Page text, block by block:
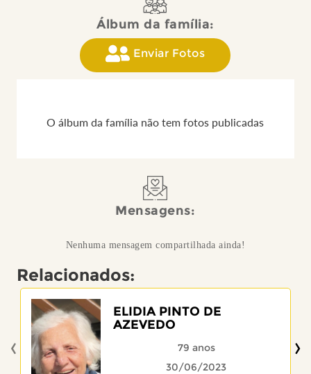
Álbum da família:
Enviar Fotos
O álbum da família não tem fotos publicadas
Mensagens:
Nenhuma mensagem compartilhada ainda!
Relacionados:
ELIDIA PINTO DE
AZEVEDO
79 anos
30/06/2023
‹ ›